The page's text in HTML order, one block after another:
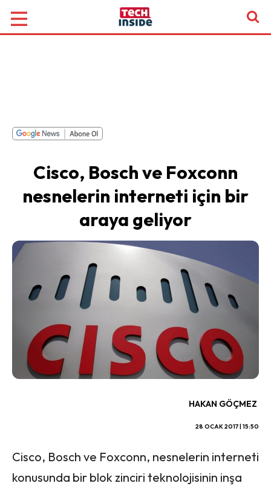
Cisco, Bosch ve Foxconn
nesnelerin interneti için bir
araya geliyor
HAKAN GÖÇMEZ
28 OCAK 2017 | 15:50
Cisco, Bosch ve Foxconn, nesnelerin interneti
konusunda bir blok zinciri teknolojisinin inşa